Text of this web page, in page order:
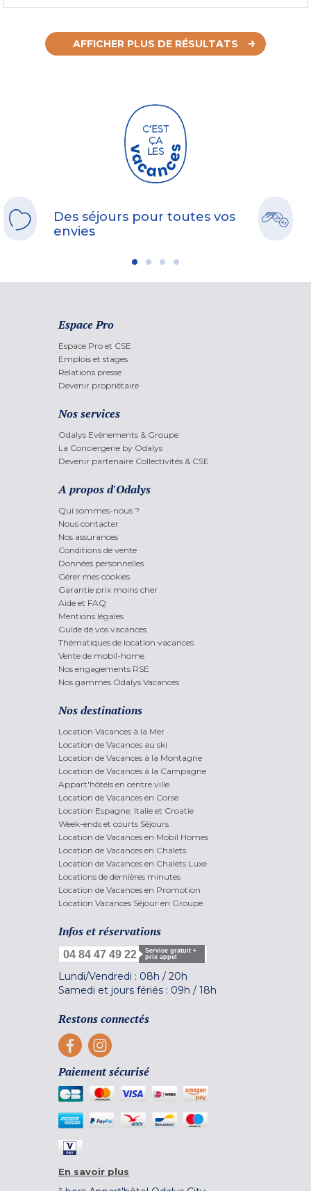
AFFICHER PLUS DE RÉSULTATS
Des séjours pour toutes vos
envies
Espace Pro
Espace Pro et CSE
Emplois et stages
Relations presse
Devenir propriétaire
Nos services
Odalys Evènements & Groupe
La Conciergerie by Odalys
Devenir partenaire Collectivités & CSE
A propos d'Odalys
Qui sommes-nous ?
Nous contacter
Nos assurances
Conditions de vente
Données personnelles
Gérer mes cookies
Garantie prix moins cher
Aide et FAQ
Mentions légales
Guide de vos vacances
Thématiques de location vacances
Vente de mobil-home
Nos engagements RSE
Nos gammes Odalys Vacances
Nos destinations
Location Vacances à la Mer
Location de Vacances au ski
Location de Vacances à la Montagne
Location de Vacances à la Campagne
Appart'hôtels en centre ville
Location de Vacances en Corse
Location Espagne, Italie et Croatie
Week-ends et courts Séjours
Location de Vacances en Mobil Homes
Location de Vacances en Chalets
Location de Vacances en Chalets Luxe
Locations de dernières minutes
Location de Vacances en Promotion
Location Vacances Séjour en Groupe
Infos et réservations
04 84 47 49 22
Service gratuit +
prix appel
Lundi/Vendredi : 08h / 20h
Samedi et jours fériés : 09h / 18h
Restons connectés
Paiement sécurisé
En savoir plus